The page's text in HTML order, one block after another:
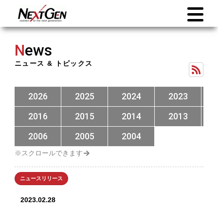
News
ニュース & トピックス
2026 2025 2024 2023
2016
2015 2014 2013
2006
2005 2004
ニュースリリース
2023.02.28